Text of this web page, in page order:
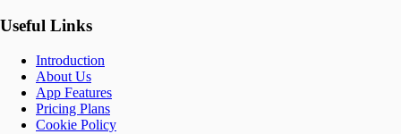
Useful Links
Introduction
About Us
App Features
Pricing Plans
Cookie Policy